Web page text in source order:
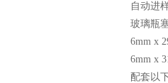
自动进
玻璃瓶
6mm x
6mm x
配套以